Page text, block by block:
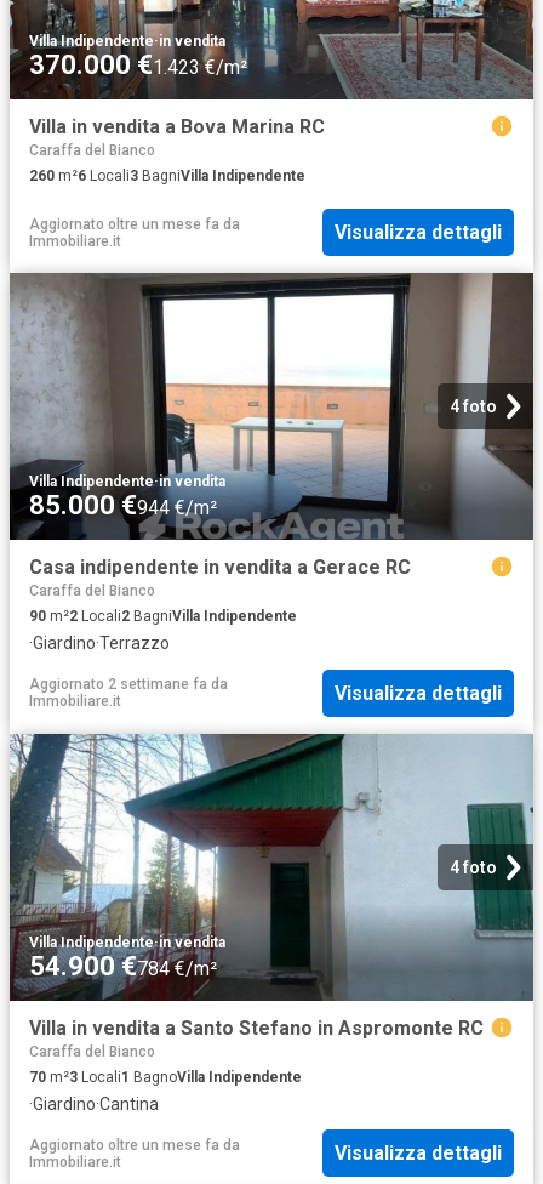
Villa Indipendente·in vendita
370.000 €1.423 €/m²
Villa in vendita a Bova Marina RC
Caraffa del Bianco
260 m²6 Locali3 BagniVilla Indipendente
Aggiornato oltre un mese fa da
Immobiliare.it
Visualizza dettagli
4 foto
Villa Indipendente·in vendita
85.000 €944 €/m²
Casa indipendente in vendita a Gerace RC
Caraffa del Bianco
90 m²2 Locali2 BagniVilla Indipendente
·Giardino·Terrazzo
Aggiornato 2 settimane fa da
Immobiliare.it
Visualizza dettagli
4 foto
Villa Indipendente·in vendita
54.900 €784 €/m²
Villa in vendita a Santo Stefano in Aspromonte RC
Caraffa del Bianco
70 m²3 Locali1 BagnoVilla Indipendente
·Giardino·Cantina
Aggiornato oltre un mese fa da
Immobiliare.it
Visualizza dettagli